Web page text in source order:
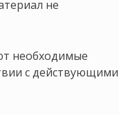
не
необходимые
с действующими